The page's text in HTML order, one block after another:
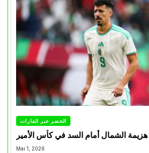
الخضر عبر القارات
الشمال أمام السد في كأس الأمير
Mai 1, 2026